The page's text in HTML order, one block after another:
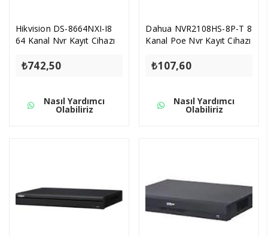
Hikvision DS-8664NXI-I8
64 Kanal Nvr Kayıt Cihazı
₺742,50
Nasıl Yardımcı
Olabiliriz
Dahua NVR2108HS-8P-T 8
Kanal Poe Nvr Kayıt Cihazı
₺107,60
Nasıl Yardımcı
Olabiliriz